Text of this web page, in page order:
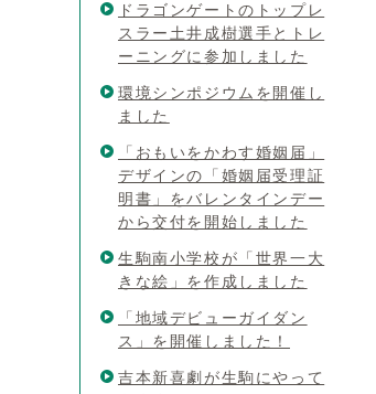
ドラゴンゲートのトップレ
スラー土井成樹選手とトレ
ーニングに参加しました
環境シンポジウムを開催し
ました
「おもいをかわす婚姻届」
デザインの「婚姻届受理証
明書」をバレンタインデー
から交付を開始しました
生駒南小学校が「世界一大
きな絵」を作成しました
「地域デビューガイダン
ス」を開催しました！
吉本新喜劇が生駒にやって